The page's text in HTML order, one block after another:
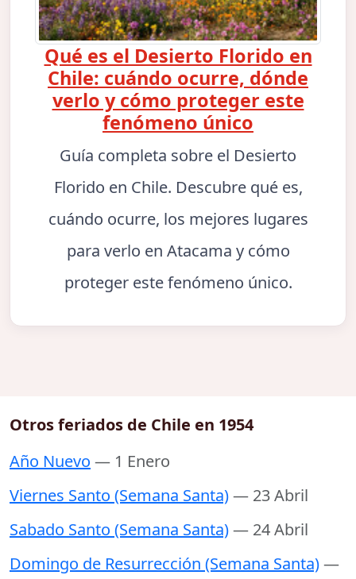
Qué es el Desierto Florido en
Chile: cuándo ocurre, dónde
verlo y cómo proteger este
fenómeno único
Guía completa sobre el Desierto
Florido en Chile. Descubre qué es,
cuándo ocurre, los mejores lugares
para verlo en Atacama y cómo
proteger este fenómeno único.
Otros feriados de Chile en 1954
Año Nuevo — 1 Enero
Viernes Santo (Semana Santa)— 23 Abril
Sabado Santo (Semana Santa)— 24 Abril
Domingo de Resurrección (Semana Santa)—